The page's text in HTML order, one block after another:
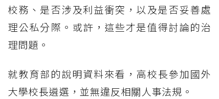
校務、是否涉及利益衝突，以及是否妥善處
理公私分際。或許，這些才是值得討論的治
理問題。
就教育部的說明資料來看，高校長參加國外
大學校長遴選，並無違反相關人事法規。